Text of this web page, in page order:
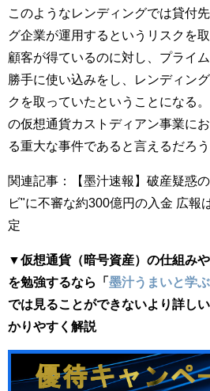
このようなレンディングでは貸付
グ企業が運用するというリスクを
顧客が得ているのに対し、プライ
勝手に使い込みをし、レンディン
クを取っていたということになる
の仮想通貨カストディアン事業に
る重大な事件であると言えるだろう
関連記事：【墨汁速報】破産疑惑
ビ"に不審な約300億円の入金 広報
定
▼仮想通貨（暗号資産）の仕組み
を勉強するなら「 墨汁うまいと学
では見ることができないより詳し
かりやすく解説